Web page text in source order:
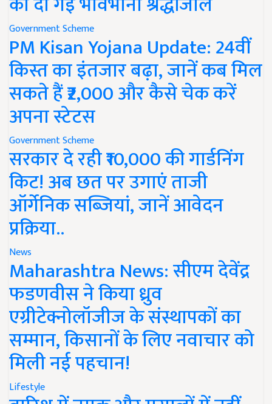
Government Scheme
PM Kisan Yojana Update: 24वीं
किस्त का इंतजार बढ़ा, जानें कब मिल
सकते हैं ₹2,000 और कैसे चेक करें
अपना स्टेटस
Government Scheme
सरकार दे रही ₹10,000 की गार्डनिंग
किट! अब छत पर उगाएं ताजी
ऑर्गेनिक सब्जियां, जानें आवेदन
प्रक्रिया..
News
Maharashtra News: सीएम देवेंद्र
फडणवीस ने किया ध्रुव
एग्रीटेक्नोलॉजीज के संस्थापकों का
सम्मान, किसानों के लिए नवाचार को
मिली नई पहचान!
Lifestyle